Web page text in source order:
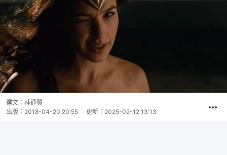
撰文： 林通賢
出版： 2018-04-20 20:55 更新： 2025-02-12 13:13